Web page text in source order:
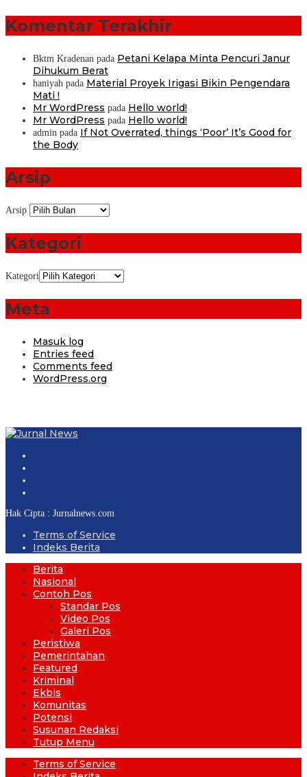
Komentar Terakhir
Bktm Kradenan pada Petani Kelapa Minta Pencuri Janur
Dihukum Berat
haniyah pada Material Proyek Irigasi Bikin Pengendara
Mati !
Mr WordPress pada Hello world!
Mr WordPress pada Hello world!
admin pada If Not Overrated, things ‘Poor’ It’s Good for
the Body
Arsip
Arsip
Kategori
Kategori
Meta
Masuk log
Entries feed
Comments feed
WordPress.org
Hak Cipta : Jurnalnews.com
Terms of Service
Indeks Berita
Berita
Nasional
Contoh Pos
Standar Pos
Video Pos
Galeri Pos
Peristiwa
Pemerintahan
Featured
Kriminal
Ekbis
Komunitas
Potensi
Susunan Redaksi
Tutup Menu
Terms of Service